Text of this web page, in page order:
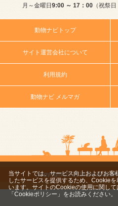
月～金曜日 9:00 ～ 17：00（祝祭日
動物ナビトップ
サイト運営会社について
利用規約
動物ナビ メルマガ
copyright (c) 2014
当サイトでは、サービス向上およびお客
したサービスを提供するため、Cookieを
います。サイトのCookieの使用に関して
「Cookieポリシー」 をお読みください。